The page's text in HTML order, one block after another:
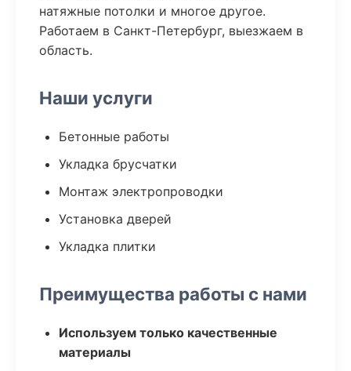
натяжные потолки и многое другое.
Работаем в Санкт-Петербург, выезжаем в
область.
Наши услуги
Бетонные работы
Укладка брусчатки
Монтаж электропроводки
Установка дверей
Укладка плитки
Преимущества работы с нами
Используем только качественные
материалы